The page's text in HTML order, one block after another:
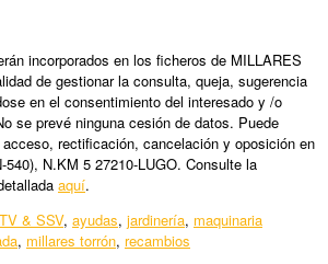
incorporados en los ficheros de MILLARES
de gestionar la consulta, queja, sugerencia
en el consentimiento del interesado y /o
se prevé ninguna cesión de datos. Puede
rectificación, cancelación y oposición en
540), N.KM 5 27210-LUGO. Consulte la
aquí.
& SSV, ayudas, jardinería, maquinaria
, millares torrón, recambios